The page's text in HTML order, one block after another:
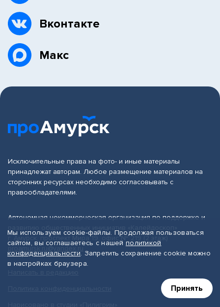
Вконтакте
Макс
Исключительные права на фото- и иные материалы
принадлежат авторам. Любое размещение материалов на
сторонних ресурсах необходимо согласовывать с
правообладателями.
Автономная некоммерческая организация по поддержке и
г. Амурск, проспект Мира 19, офис № 219 (2 этаж)
proamursk.ru@yandex.ru
Мы используем cookie-файлы. Продолжая пользоваться
сайтом, вы соглашаетесь с нашей политикой
конфиденциальности. Запретить сохранение cookie можно
в настройках браузера.
Принять